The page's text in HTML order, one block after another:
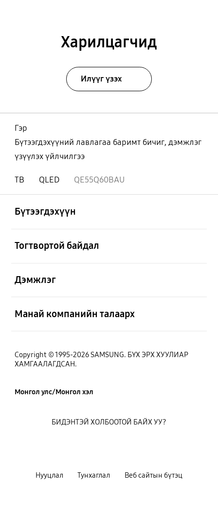
Харилцагчид
Илүүг үзэх
Гэр
Бүтээгдэхүүний лавлагаа баримт бичиг, дэмжлэг
үзүүлэх үйлчилгээ
ТВ QLED QE55Q60BAU
Бүтээгдэхүүн
Тогтвортой байдал
Дэмжлэг
Манай компанийн талаарх
Copyright © 1995-2026 SAMSUNG. БҮХ ЭРХ ХУУЛИАР
ХАМГААЛАГДСАН.
Монгол улс/Монгол хэл
Нууцлал Тунхаглал Веб сайтын бүтэц
БИДЭНТЭЙ ХОЛБООТОЙ БАЙХ УУ?